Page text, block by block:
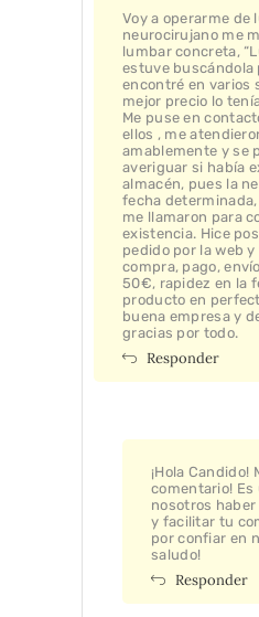
Voy a operarme de
neurocirujano me
lumbar concreta,
estuve buscándola
encontré en varios
mejor precio lo
Me puse en
ellos , me
amablemente y se
averiguar si había
almacén, pues la
fecha
me llamaron para
existencia. Hice
pedido por la web
compra, pago,
50€, rapidez en la
producto en
buena empresa y
gracias por todo.
Responder
¡Hola Candido!
comentario! Es
nosotros
y facilitar tu
por confiar en
saludo!
Responder